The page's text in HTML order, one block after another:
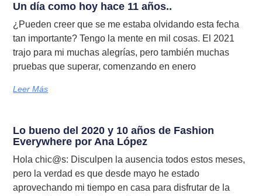
Un día como hoy hace 11 años..
¿Pueden creer que se me estaba olvidando esta fecha
tan importante? Tengo la mente en mil cosas. El 2021
trajo para mi muchas alegrías, pero también muchas
pruebas que superar, comenzando en enero
Leer Más
Lo bueno del 2020 y 10 años de Fashion
Everywhere por Ana López
Hola chic@s: Disculpen la ausencia todos estos meses,
pero la verdad es que desde mayo he estado
aprovechando mi tiempo en casa para disfrutar de la